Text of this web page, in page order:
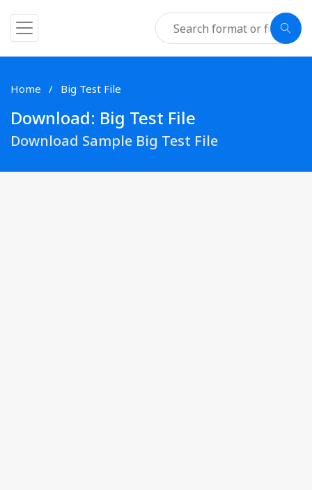
Home Big Test File
Download: Big Test File
Download Sample Big Test File